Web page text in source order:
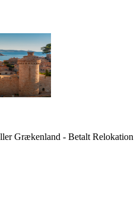
Dansk Travel Advisor i Spanien eller Grækenland - Betalt Relokation